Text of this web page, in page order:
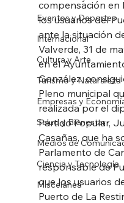
Eventos y Deportes
Internacional
Cultura y Arte
Turismo y Naturaleza
Empresas y
Salud y Bienestar
Medios de
Ciencia y Tecnología
Miscelánea
compensación en
los usuarios del
ante la situación
Valverde, 31 de
en el
González,
Pleno municipal
realizada por el
Partido Popular,
Casañas, que ha
Parlamento de
responsable de
que los usuarios
Puerto de La